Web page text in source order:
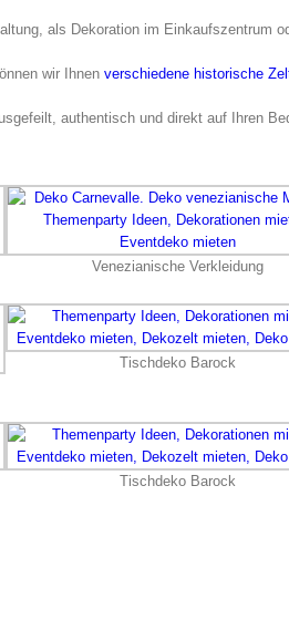
als Dekoration im Einkaufszentrum
wir Ihnen verschiedene historische
authentisch und direkt auf Ihren
Venezianische Verkleidung
Tischdeko Barock
Tischdeko Barock